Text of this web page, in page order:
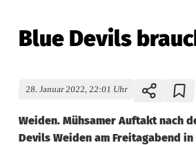
Blue Devils
28. Januar 2022, 22:01 Uhr
Weiden. Mühsamer Auftakt nach
Devils Weiden am Freitagabend